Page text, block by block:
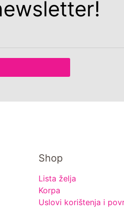
Shop
Lista želja
Korpa
Uslovi korištenja i